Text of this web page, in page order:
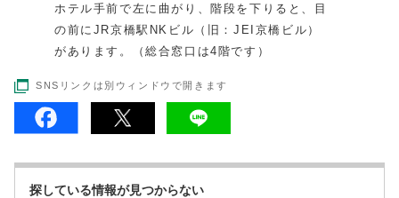
ホテル手前で左に曲がり、階段を下りると、目
の前にJR京橋駅NKビル（旧：JEI京橋ビル）
があります。（総合窓口は4階です）
SNSリンクは別ウィンドウで開きます
探している情報が見つからない